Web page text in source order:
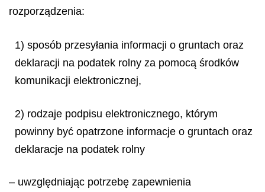
rozporządzenia:
1) sposób przesyłania informacji o gruntach oraz
deklaracji na podatek rolny za pomocą środków
komunikacji elektronicznej,
2) rodzaje podpisu elektronicznego, którym
powinny być opatrzone informacje o gruntach oraz
deklaracje na podatek rolny
– uwzględniając potrzebę zapewnienia